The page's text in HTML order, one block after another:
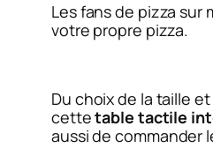
Les fans de pizza
votre propre pizza.
Du choix de la taille
cettetable tactile
aussi de commander